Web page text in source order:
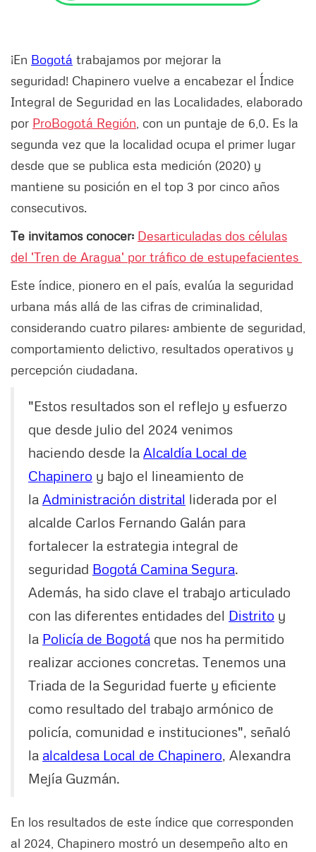
¡En Bogotá trabajamos por mejorar la
seguridad! Chapinero vuelve a encabezar el Índice
Integral de Seguridad en las Localidades, elaborado
por ProBogotá Región , con un puntaje de 6,0. Es la
segunda vez que la localidad ocupa el primer lugar
desde que se publica esta medición (2020) y
mantiene su posición en el top 3 por cinco años
consecutivos.
Te invitamos conocer: Desarticuladas dos células
del 'Tren de Aragua' por tráfico de estupefacientes
Este índice, pionero en el país, evalúa la seguridad
urbana más allá de las cifras de criminalidad,
considerando cuatro pilares: ambiente de seguridad,
comportamiento delictivo, resultados operativos y
percepción ciudadana.
"Estos resultados son el reflejo y esfuerzo
que desde julio del 2024 venimos
haciendo desde la Alcaldía Local de
Chapinero y bajo el lineamiento de
la Administración distrital liderada por el
alcalde Carlos Fernando Galán para
fortalecer la estrategia integral de
seguridad Bogotá Camina Segura.
Además, ha sido clave el trabajo articulado
con las diferentes entidades del Distrito y
la Policía de Bogotá que nos ha permitido
realizar acciones concretas. Tenemos una
Triada de la Seguridad fuerte y eficiente
como resultado del trabajo armónico de
policía, comunidad e instituciones", señaló
la alcaldesa Local de Chapinero, Alexandra
Mejía Guzmán.
En los resultados de este índice que corresponden
al 2024, Chapinero mostró un desempeño alto en